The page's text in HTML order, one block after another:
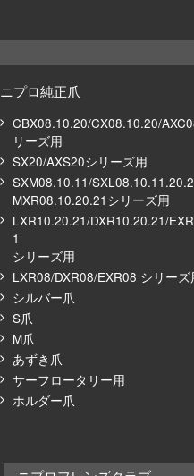
ニプロ純正爪
CBX08.10.20/CX08.10.20/
リーズ⽤
SX20/AXS20シリーズ用
SXM08.10.11/
MXR08.10.20.21シリーズ⽤
LXR10.20.21/DXR10.20.21/
1
シリーズ⽤
LXR08/DXR08/EXR08 シリーズ
シルバー⽖
S⽖
M⽖
あずき⽖
サーフロータリー⽤
ホルダー爪